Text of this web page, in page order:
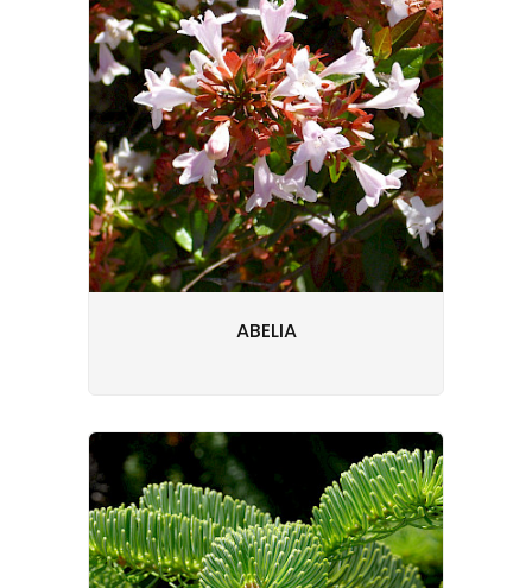
ABELIA